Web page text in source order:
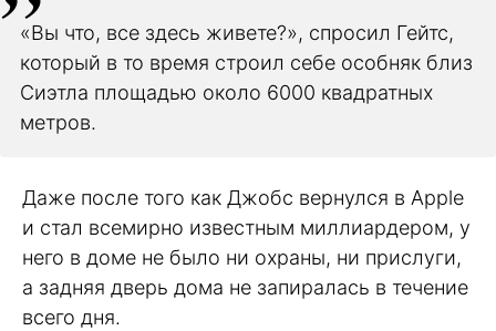
«Вы что, все здесь живете?», спросил Гейтс,
который в то время строил себе особняк близ
Сиэтла площадью около 6000 квадратных
метров.
Даже после того как Джобс вернулся в Apple
и стал всемирно известным миллиардером, у
него в доме не было ни охраны, ни прислуги,
а задняя дверь дома не запиралась в течение
всего дня.